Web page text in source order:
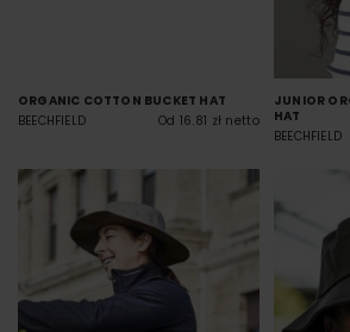
ORGANIC COTTON BUCKET HAT
BEECHFIELD
Od 16.81 zł netto
JUNIOR
HAT
BEECHFIELD